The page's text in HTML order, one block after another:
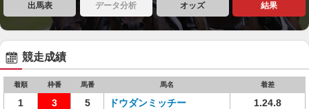
出馬表 データ分析 オッズ 結果
競走成績
着順 枠番 馬番 馬名 着差
1 3 5 ドウダンミッチー
1.24.8